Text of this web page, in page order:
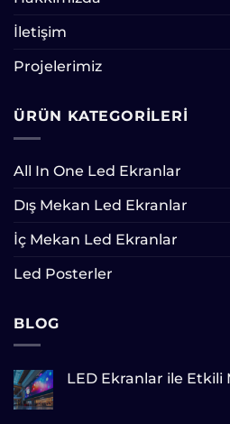
İletişim
Projelerimiz
ÜRÜN KATEGORILERI
All In One Led Ekranlar
Dış Mekan Led Ekranlar
İç Mekan Led Ekranlar
Led Posterler
BLOG
LED Ekranlar ile Etkili